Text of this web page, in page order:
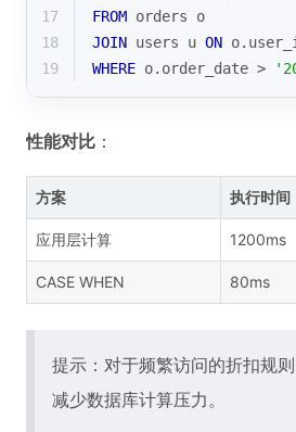
17
FROM orders o
18
JOIN users u ON
19
WHERE o.order_date >
性能对比 ：
方案 执行时间
应用层计算 1200ms
CASE WHEN 80ms
提示：对于频繁访问的折扣规
减少数据库计算压力。